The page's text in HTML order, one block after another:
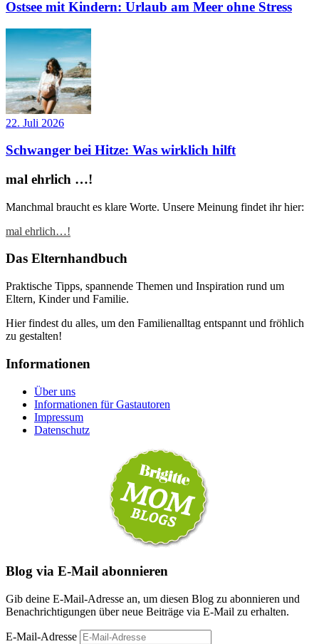
Ostsee mit Kindern: Urlaub am Meer ohne Stress
22. Juli 2026
Schwanger bei Hitze: Was wirklich hilft
mal ehrlich …!
Manchmal braucht es klare Worte. Unsere Meinung findet ihr hier:
mal ehrlich…!
Das Elternhandbuch
Praktische Tipps, spannende Themen und Inspiration rund um
Eltern, Kinder und Familie.
Hier findest du alles, um den Familienalltag entspannt und fröhlich
zu gestalten!
Informationen
Über uns
Informationen für Gastautoren
Impressum
Datenschutz
Blog via E-Mail abonnieren
Gib deine E-Mail-Adresse an, um diesen Blog zu abonnieren und
Benachrichtigungen über neue Beiträge via E-Mail zu erhalten.
E-Mail-Adresse